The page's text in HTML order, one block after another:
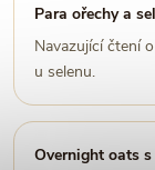
Para ořechy a
Navazující čtení
u selenu.
Overnight oats s